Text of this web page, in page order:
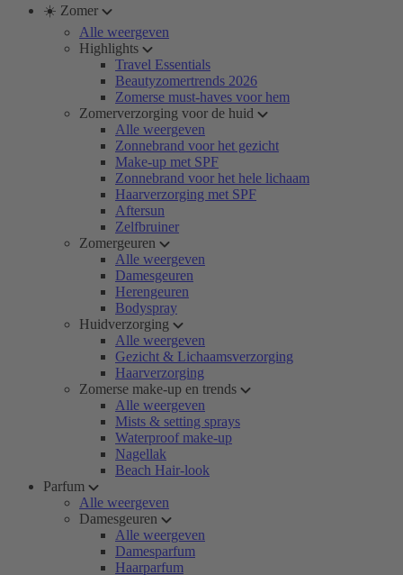
☀️ Zomer
Alle weergeven
Highlights
Travel Essentials
Beautyzomertrends 2026
Zomerse must-haves voor hem
Zomerverzorging voor de huid
Alle weergeven
Zonnebrand voor het gezicht
Make-up met SPF
Zonnebrand voor het hele lichaam
Haarverzorging met SPF
Aftersun
Zelfbruiner
Zomergeuren
Alle weergeven
Damesgeuren
Herengeuren
Bodyspray
Huidverzorging
Alle weergeven
Gezicht & Lichaamsverzorging
Haarverzorging
Zomerse make-up en trends
Alle weergeven
Mists & setting sprays
Waterproof make-up
Nagellak
Beach Hair-look
Parfum
Alle weergeven
Damesgeuren
Alle weergeven
Damesparfum
Haarparfum